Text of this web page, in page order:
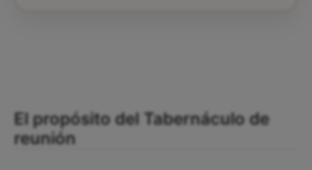
El propósito del Tabernáculo de
reunión